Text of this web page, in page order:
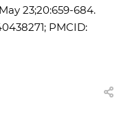
23;20:659-684.
PMCID: